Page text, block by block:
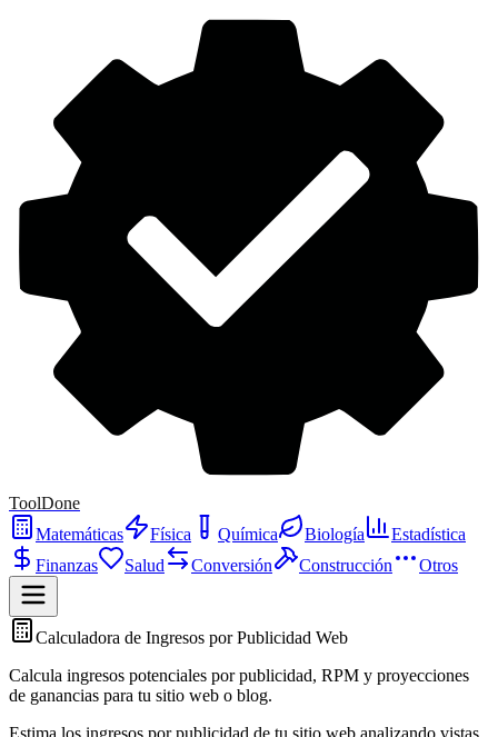
ToolDone
Matemáticas
Física Química Biología
Estadística
Finanzas
Salud Conversión Construcción Otros
Calculadora de Ingresos por Publicidad Web
Calcula ingresos potenciales por publicidad, RPM y proyecciones
de ganancias para tu sitio web o blog.
Estima los ingresos por publicidad de tu sitio web analizando vistas